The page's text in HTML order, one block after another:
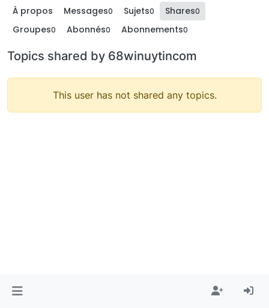
À propos Messages0 Sujets0 Shares0
Groupes0 Abonnés0 Abonnements0
Topics shared by 68winuytincom
This user has not shared any topics.